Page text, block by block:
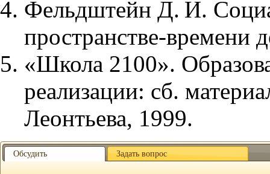
Фельдштейн Д. И.
пространстве-времени
«Школа 2100».
реализации: сб.
Леонтьева, 1999.
Обсудить Задать вопрос